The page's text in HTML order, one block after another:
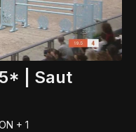
| Saut
+ 1